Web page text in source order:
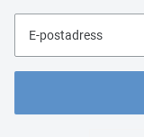
E-postadress